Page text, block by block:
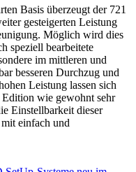
Basis überzeugt der 721
gesteigerten Leistung
Möglich wird dies
speziell bearbeitete
im mittleren und
besseren Durchzug und
Leistung lassen sich
wie gewohnt sehr
Einstellbarkeit dieser
einfach und